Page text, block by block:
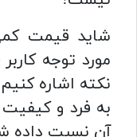
شاید قیمت
مورد توجه
نکته اشاره
به فرد و کیفیت
آن نسبت داده